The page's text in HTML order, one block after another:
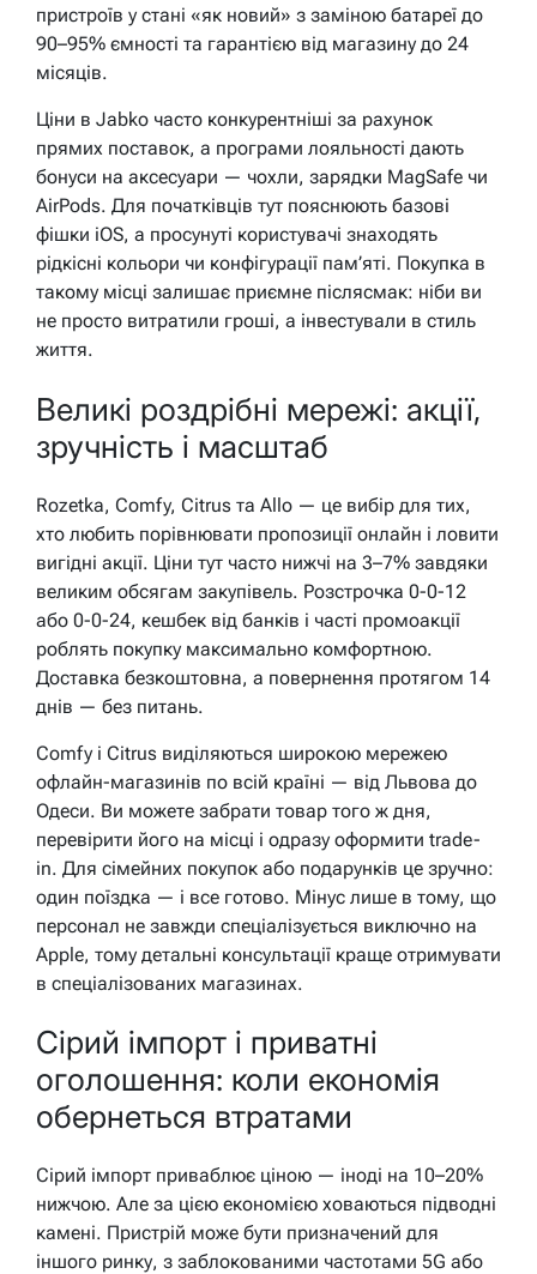
пристроїв у стані «як новий» з заміною батареї до
90–95% ємності та гарантією від магазину до 24
місяців.
Ціни в Jabko часто конкурентніші за рахунок
прямих поставок, а програми лояльності дають
бонуси на аксесуари — чохли, зарядки MagSafe чи
AirPods. Для початківців тут пояснюють базові
фішки iOS, а просунуті користувачі знаходять
рідкісні кольори чи конфігурації пам’яті. Покупка в
такому місці залишає приємне післясмак: ніби ви
не просто витратили гроші, а інвестували в стиль
життя.
Великі роздрібні мережі: акції,
зручність і масштаб
Rozetka, Comfy, Citrus та Allo — це вибір для тих,
хто любить порівнювати пропозиції онлайн і ловити
вигідні акції. Ціни тут часто нижчі на 3–7% завдяки
великим обсягам закупівель. Розстрочка 0-0-12
або 0-0-24, кешбек від банків і часті промоакції
роблять покупку максимально комфортною.
Доставка безкоштовна, а повернення протягом 14
днів — без питань.
Comfy і Citrus виділяються широкою мережею
офлайн-магазинів по всій країні — від Львова до
Одеси. Ви можете забрати товар того ж дня,
перевірити його на місці і одразу оформити trade-
in. Для сімейних покупок або подарунків це зручно:
один поїздка — і все готово. Мінус лише в тому, що
персонал не завжди спеціалізується виключно на
Apple, тому детальні консультації краще отримувати
в спеціалізованих магазинах.
Сірий імпорт і приватні
оголошення: коли економія
обернеться втратами
Сірий імпорт приваблює ціною — іноді на 10–20%
нижчою. Але за цією економією ховаються підводні
камені. Пристрій може бути призначений для
іншого ринку, з заблокованими частотами 5G або